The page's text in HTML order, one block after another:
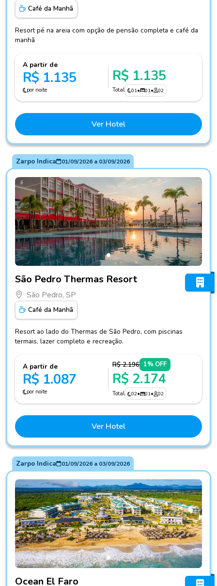
Café da Manhã
Resort pé na areia com opção de pensão completa e café da
manhã
A partir de
R$ 1.135
por noite
R$ 1.135
Total 01• 01• 02
Ver Hotel
Zarpo Indica 01/09/2026a 03/09/2026
São Pedro Thermas Resort
São Pedro, SP
Café da Manhã
Resort ao lado do Thermas de São Pedro, com piscinas
termais, lazer completo e recreação.
A partir de
R$ 1.087
por noite
R$ 2.196 1% OFF
R$ 2.174
Total 02• 01• 02
Ver Hotel
Zarpo Indica 01/09/2026a 03/09/2026
Ocean El Faro